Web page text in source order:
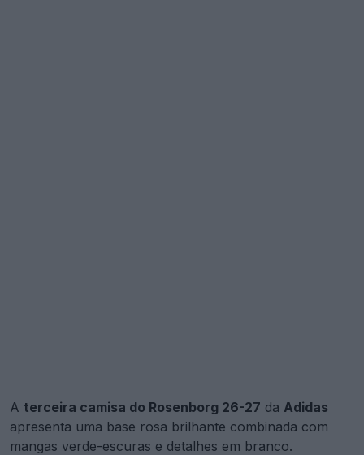
A terceira camisa do Rosenborg 26-27 da Adidas
apresenta uma base rosa brilhante combinada com
mangas verde-escuras e detalhes em branco.